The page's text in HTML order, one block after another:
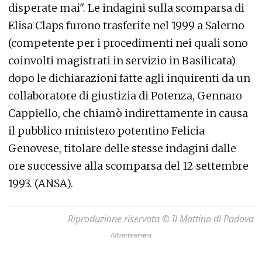
disperate mai". Le indagini sulla scomparsa di
Elisa Claps furono trasferite nel 1999 a Salerno
(competente per i procedimenti nei quali sono
coinvolti magistrati in servizio in Basilicata)
dopo le dichiarazioni fatte agli inquirenti da un
collaboratore di giustizia di Potenza, Gennaro
Cappiello, che chiamò indirettamente in causa
il pubblico ministero potentino Felicia
Genovese, titolare delle stesse indagini dalle
ore successive alla scomparsa del 12 settembre
1993. (ANSA).
Riproduzione riservata © Il Mattino di Padova